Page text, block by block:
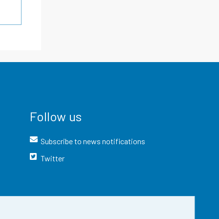
Follow us
Subscribe to news notifications
Twitter